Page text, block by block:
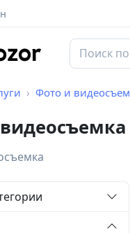
Фото и